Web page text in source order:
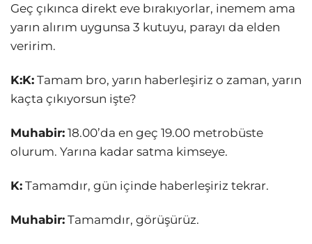
Geç çıkınca direkt eve bırakıyorlar, inemem ama
yarın alırım uygunsa 3 kutuyu, parayı da elden
veririm.
K:K: Tamam bro, yarın haberleşiriz o zaman, yarın
kaçta çıkıyorsun işte?
Muhabir: 18.00’da en geç 19.00 metrobüste
olurum. Yarına kadar satma kimseye.
K: Tamamdır, gün içinde haberleşiriz tekrar.
Muhabir: Tamamdır, görüşürüz.